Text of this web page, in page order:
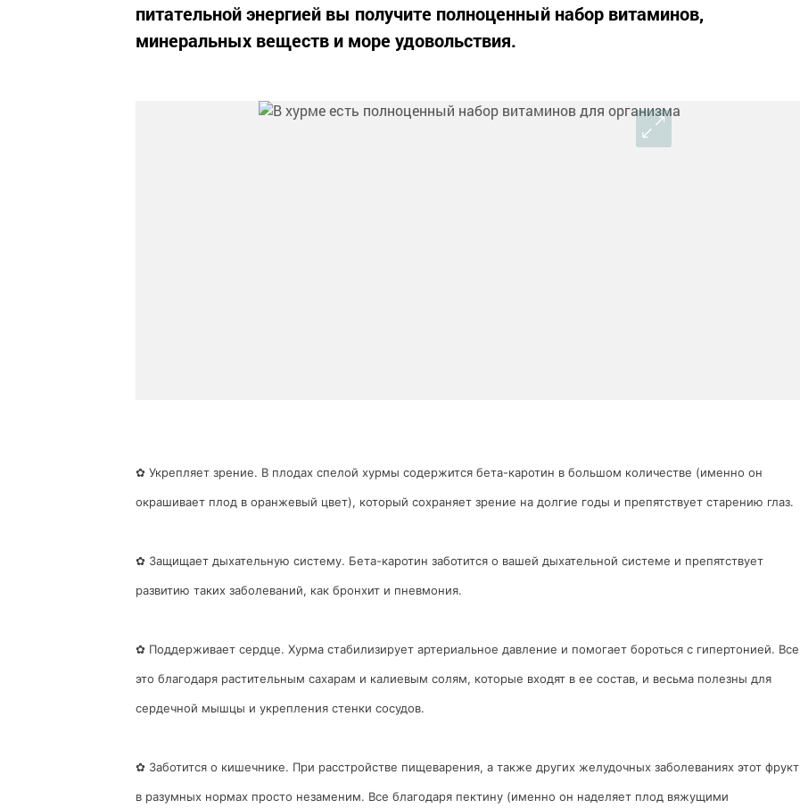
питательной энергией вы получите полноценный набор витаминов,
минеральных веществ и море удовольствия.
✿ Укрепляет зрение. В плодах спелой хурмы содержится бета-каротин в большом количестве (именно он
окрашивает плод в оранжевый цвет), который сохраняет зрение на долгие годы и препятствует старению глаз.
✿ Защищает дыхательную систему. Бета-каротин заботится о вашей дыхательной системе и препятствует
развитию таких заболеваний, как бронхит и пневмония.
✿ Поддерживает сердце. Хурма стабилизирует артериальное давление и помогает бороться с гипертонией. Все
это благодаря растительным сахарам и калиевым солям, которые входят в ее состав, и весьма полезны для
сердечной мышцы и укрепления стенки сосудов.
✿ Заботится о кишечнике. При расстройстве пищеварения, а также других желудочных заболеваниях этот фрукт
в разумных нормах просто незаменим. Все благодаря пектину (именно он наделяет плод вяжущими